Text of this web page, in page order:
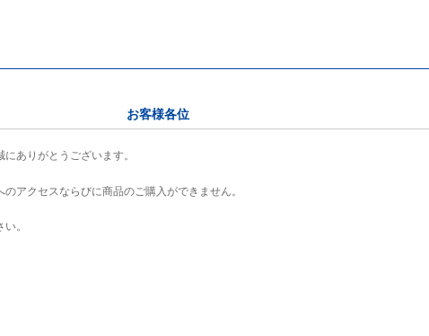
お客様各位
ありがとうございます。
アクセスならびに商品のご購入ができません。
。